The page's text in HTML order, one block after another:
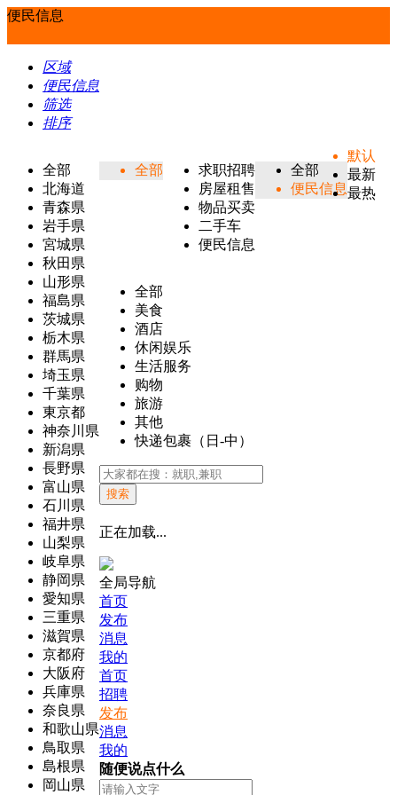
便民信息
区域
便民信息
筛选
排序
全部
北海道
青森県
岩手県
宮城県
秋田県
山形県
福島県
茨城県
栃木県
群馬県
埼玉県
千葉県
東京都
神奈川県
新潟県
長野県
富山県
石川県
福井県
山梨県
岐阜県
静岡県
愛知県
三重県
滋賀県
京都府
大阪府
兵庫県
奈良県
和歌山県
鳥取県
島根県
岡山県
全部
求职招聘
房屋租售
物品买卖
二手车
便民信息
全部
便民信息
全部
美食
酒店
休闲娱乐
生活服务
购物
旅游
其他
快递包裹（日-中）
默认
最新
最热
搜索
正在加载...
全局导航
首页
发布
消息
我的
首页
招聘
发布
消息
我的
随便说点什么